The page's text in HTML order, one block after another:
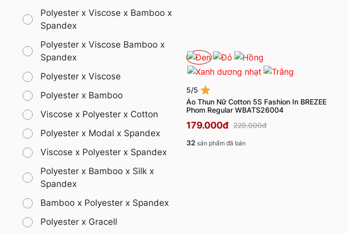
Polyester x Viscose x Bamboo x
Spandex
Polyester x Viscose Bamboo x
Spandex
Polyester x Viscose
Polyester x Bamboo
Viscose x Polyester x Cotton
Polyester x Modal x Spandex
Viscose x Polyester x Spandex
Polyester x Bamboo x Silk x
Spandex
Bamboo x Polyester x Spandex
Polyester x Gracell
5/5
Áo Thun Nữ Cotton 5S Fashion In BREZEE
Phom Regular WBATS26004
179.000đ 229.000đ
32 sản phẩm đã bán